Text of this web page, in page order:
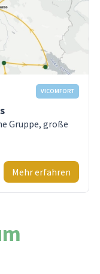
VICOMFORT
Gruppe, große
Mehr erfahren